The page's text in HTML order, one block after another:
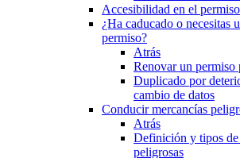
Accesibilidad en el
¿Ha caducado o necesitas
permiso?
Atrás
Renovar un permiso
Duplicado por
cambio de datos
Conducir mercancías
Atrás
Definición y tipos de
peligrosas